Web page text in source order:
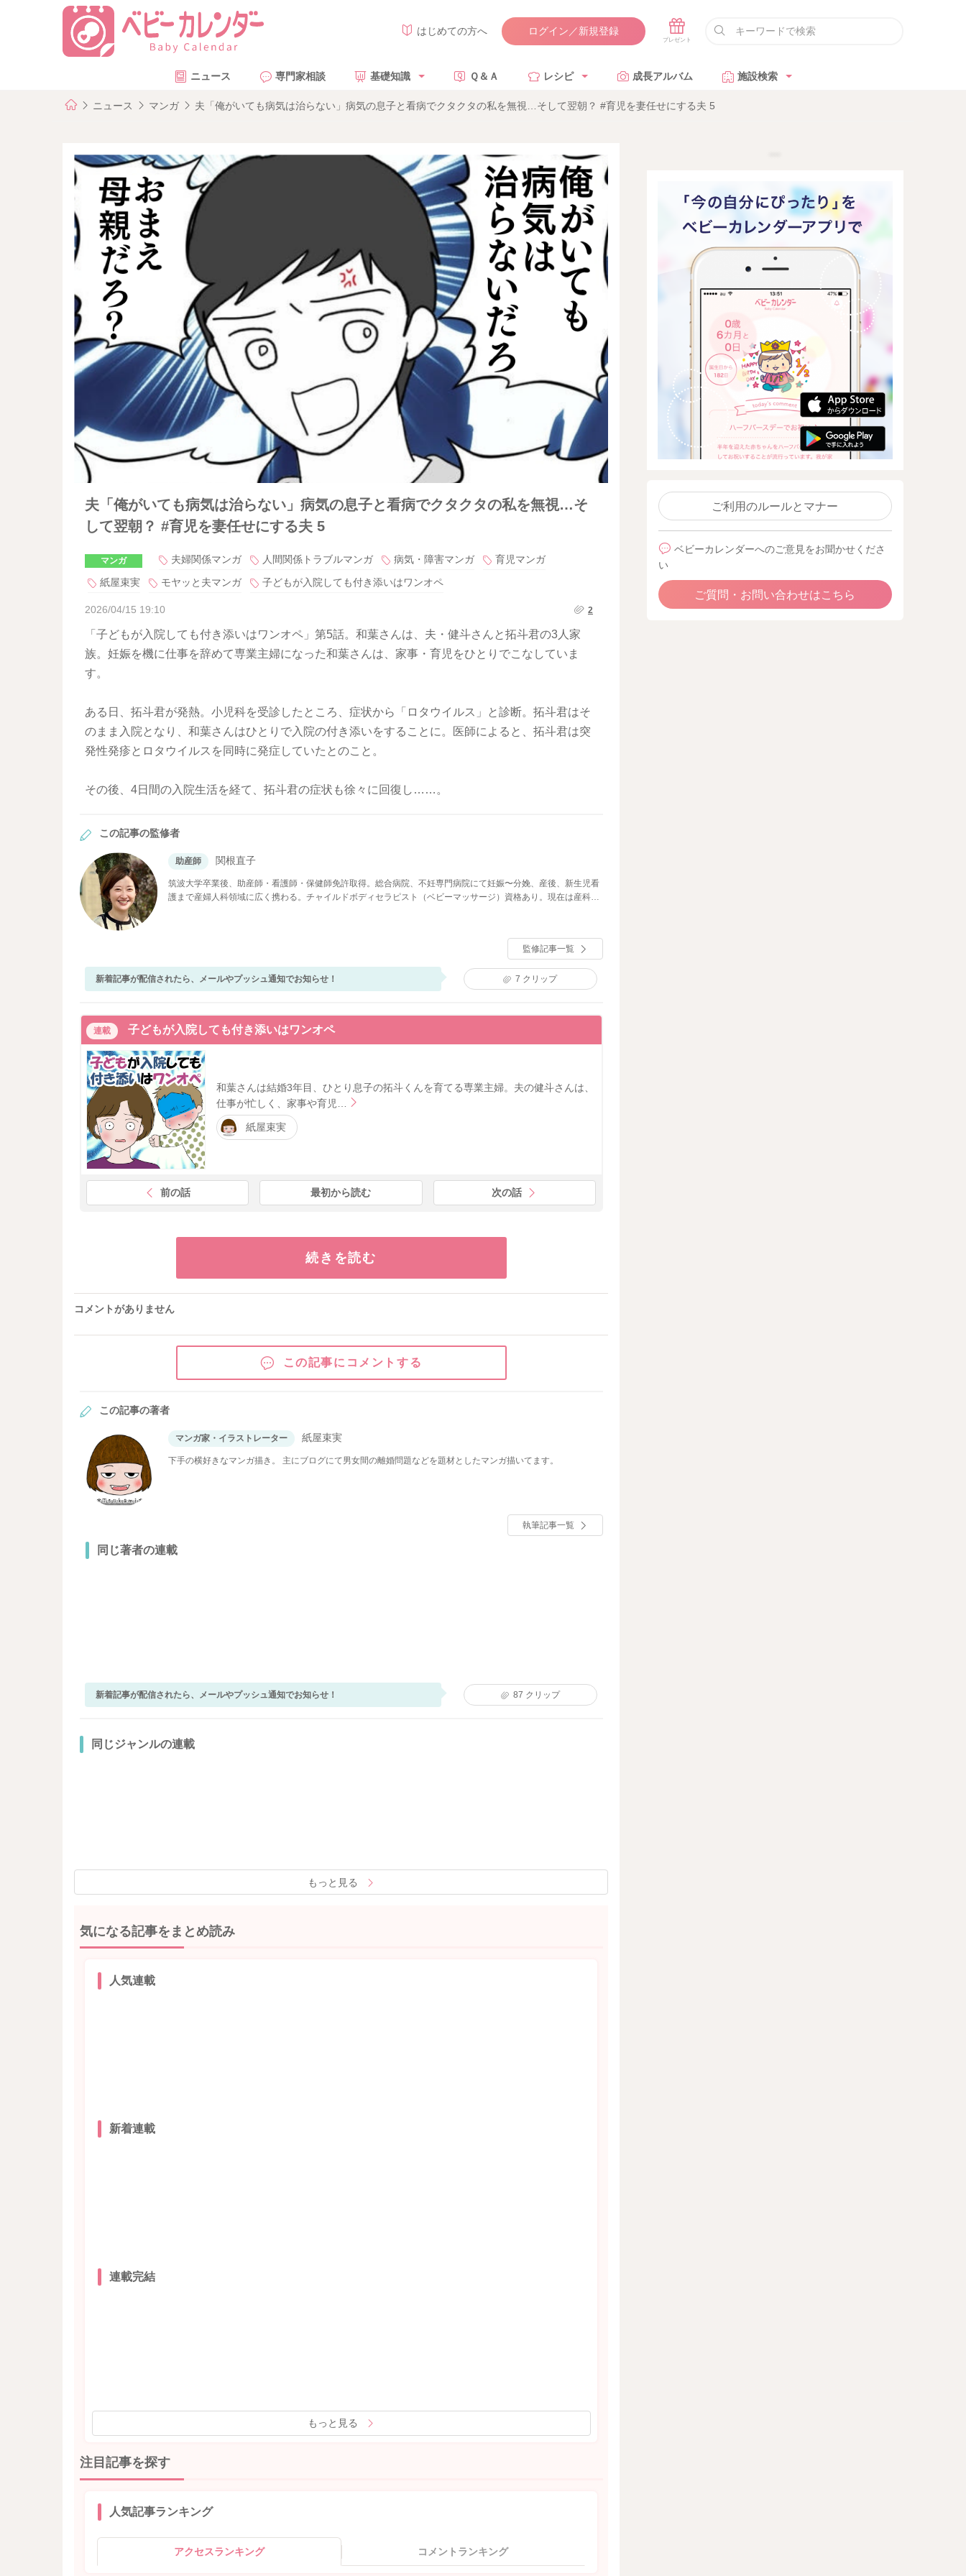
はじめての方へ ログイン／新規登録
ニュース 専門家相談 基礎知識 Ｑ＆Ａ レシピ 成長アルバム 施設検索
ニュース マンガ 夫「俺がいても病気は治らない」病気の息子と看病でクタクタの私を無視…そして翌朝？ #育児を妻任せにする夫 5
夫「俺がいても病気は治らない」病気の息子と看病でクタクタの私を無視…そ
して翌朝？ #育児を妻任せにする夫 5
マンガ 夫婦関係マンガ 人間関係トラブルマンガ 病気・障害マンガ
育児マンガ
紙屋束実
モヤッと夫マンガ 子どもが入院しても付き添いはワンオペ
2026/04/15 19:10 2
「子どもが入院しても付き添いはワンオペ」第5話。和葉さんは、夫・健斗さんと拓斗君の3人家
族。妊娠を機に仕事を辞めて専業主婦になった和葉さんは、家事・育児をひとりでこなしていま
す。
ある日、拓斗君が発熱。小児科を受診したところ、症状から「ロタウイルス」と診断。拓斗君はそ
のまま入院となり、和葉さんはひとりで入院の付き添いをすることに。医師によると、拓斗君は突
発性発疹とロタウイルスを同時に発症していたとのこと。
その後、4日間の入院生活を経て、拓斗君の症状も徐々に回復し……。
この記事の監修者
助産師 関根直子
筑波大学卒業後、助産師・看護師・保健師免許取得。総合病院、不妊専門病院にて妊娠〜分娩、産後、新生児看
護まで産婦人科領域に広く携わる。チャイルドボディセラピスト（ベビーマッサージ）資格あり。現在は産科医
監修記事一覧
新着記事が配信されたら、メールやプッシュ通知でお知らせ！ 7 クリップ
連載 子どもが入院しても付き添いはワンオペ
和葉さんは結婚3年目、ひとり息子の拓斗くんを育てる専業主婦。夫の健斗さんは、
仕事が忙しく、家事や育児…
紙屋束実
前の話 最初から読む 次の話
続きを読む
コメントがありません
この記事にコメントする
この記事の著者
マンガ家・イラストレーター 紙屋束実
下手の横好きなマンガ描き。 主にブログにて男女間の離婚問題などを題材としたマンガ描いてます。
執筆記事一覧
同じ著者の連載
新着記事が配信されたら、メールやプッシュ通知でお知らせ！ 87 クリップ
同じジャンルの連載
もっと見る
気になる記事をまとめ読み
人気連載
新着連載
連載完結
もっと見る
注目記事を探す
人気記事ランキング
アクセスランキング コメントランキング
ご利用のルールとマナー
ベビーカレンダーへのご意見をお聞かせくださ
い
ご質問・お問い合わせはこちら